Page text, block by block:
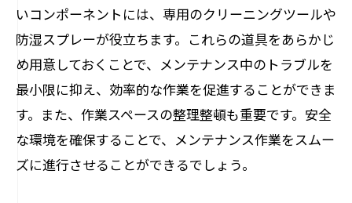
いコンポーネントには、専用のクリーニングツールや
防湿スプレーが役立ちます。これらの道具をあらかじ
め用意しておくことで、メンテナンス中のトラブルを
最小限に抑え、効率的な作業を促進することができま
す。また、作業スペースの整理整頓も重要です。安全
な環境を確保することで、メンテナンス作業をスムー
ズに進行させることができるでしょう。